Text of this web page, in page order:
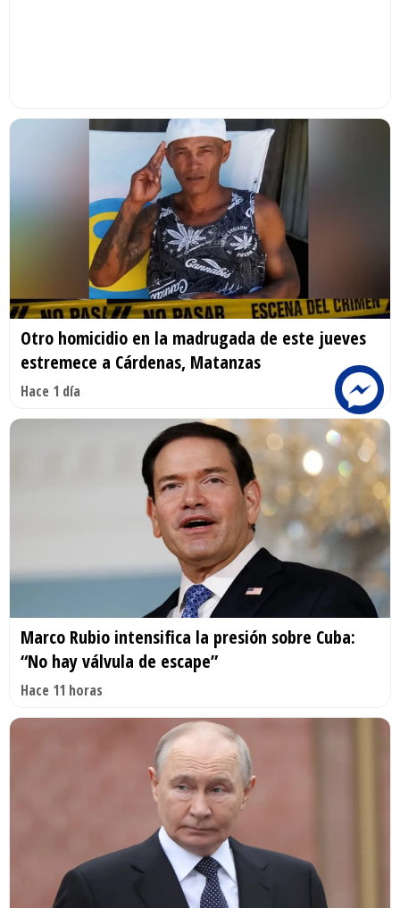
Otro homicidio en la madrugada de este jueves
estremece a Cárdenas, Matanzas
Hace 1 día
Marco Rubio intensifica la presión sobre Cuba:
“No hay válvula de escape”
Hace 11 horas